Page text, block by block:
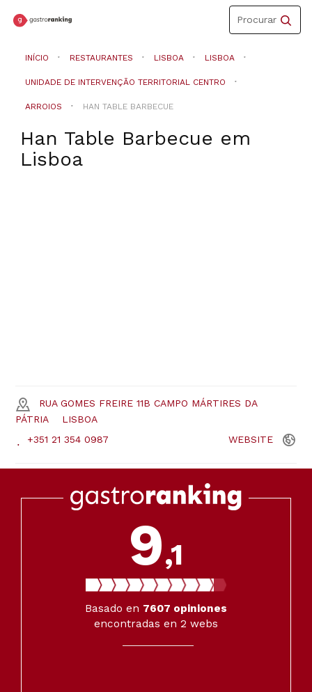
Toggle
navigation
Procurar
INÍCIO RESTAURANTES LISBOA LISBOA
UNIDADE DE INTERVENÇÃO TERRITORIAL CENTRO
ARROIOS HAN TABLE BARBECUE
Han Table Barbecue em
Lisboa
RUA GOMES FREIRE 11B CAMPO MÁRTIRES DA
PÁTRIA
LISBOA
+351 21 354 0987
WEBSITE
9,1
Basado en 7607 opiniones
encontradas en 2 webs